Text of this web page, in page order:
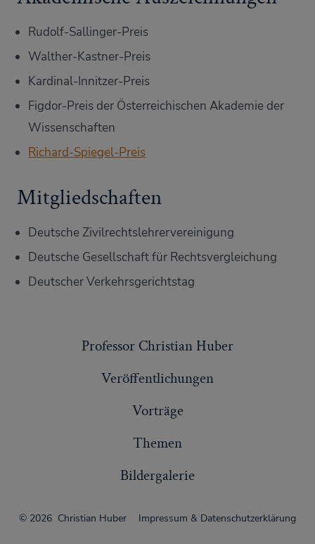
Rudolf-Sallinger-Preis
Walther-Kastner-Preis
Kardinal-Innitzer-Preis
Figdor-Preis der Österreichischen Akademie der
Wissenschaften
Richard-Spiegel-Preis
Mitgliedschaften
Deutsche Zivilrechtslehrervereinigung
Deutsche Gesellschaft für Rechtsvergleichung
Deutscher Verkehrsgerichtstag
Professor Christian Huber
Veröffentlichungen
Vorträge
Themen
Bildergalerie
© 2026 Christian Huber Impressum & Datenschutzerklärung